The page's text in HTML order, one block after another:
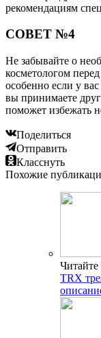
рекомендациям
СОВЕТ №4
Не забывайте о
косметологом
особенно если у
вы принимаете
поможет избежать
Поделиться
Отправить
Класснуть
Похожие
Читайте
TRX